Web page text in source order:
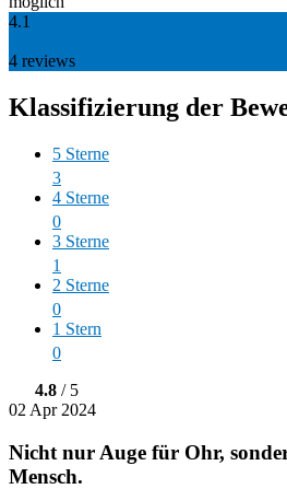
4.1
4 reviews
Klassifizierung der
5 Sterne
3
4 Sterne
0
3 Sterne
1
2 Sterne
0
1 Stern
0
4.8 / 5
02 Apr 2024
Nicht nur Auge für Ohr,
Mensch.